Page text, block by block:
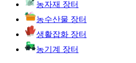
농자재 장터
농수산물 장터
생활잡화 장터
농기계 장터